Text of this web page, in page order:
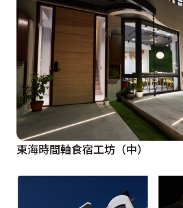
東海時間軸食宿工坊（中）